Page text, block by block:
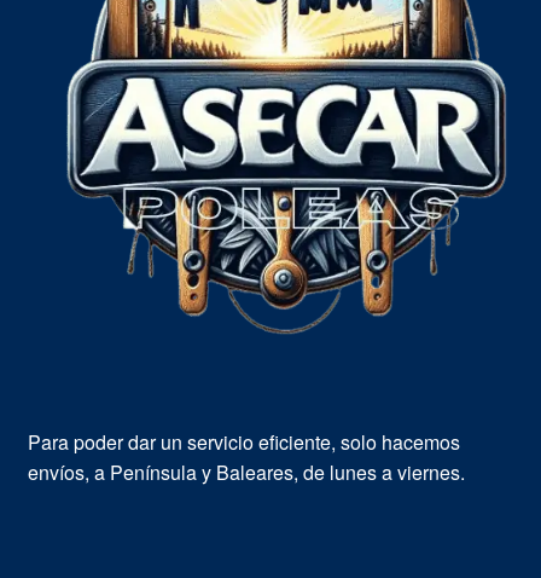
Para poder dar un servicio eficiente, solo hacemos
envíos, a Península y Baleares, de lunes a viernes.